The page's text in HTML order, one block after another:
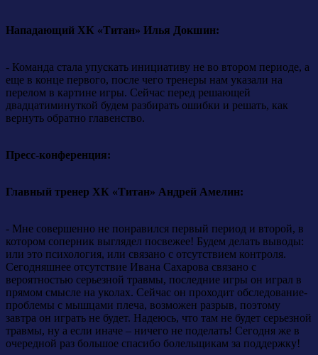
Нападающий ХК «Титан» Илья Докшин:
- Команда стала упускать инициативу не во втором периоде, а
еще в конце первого, после чего тренеры нам указали на
перелом в картине игры. Сейчас перед решающей
двадцатиминуткой будем разбирать ошибки и решать, как
вернуть обратно главенство.
Пресс-конференция:
Главный тренер ХК «Титан» Андрей Амелин:
- Мне совершенно не понравился первый период и второй, в
котором соперник выглядел посвежее! Будем делать выводы:
или это психология, или связано с отсутствием контроля.
Сегодняшнее отсутствие Ивана Сахарова связано с
вероятностью серьезной травмы, последние игры он играл в
прямом смысле на уколах. Сейчас он проходит обследование-
проблемы с мышцами плеча, возможен разрыв, поэтому
завтра он играть не будет. Надеюсь, что там не будет серьезной
травмы, ну а если иначе – ничего не поделать! Сегодня же в
очередной раз большое спасибо болельщикам за поддержку!